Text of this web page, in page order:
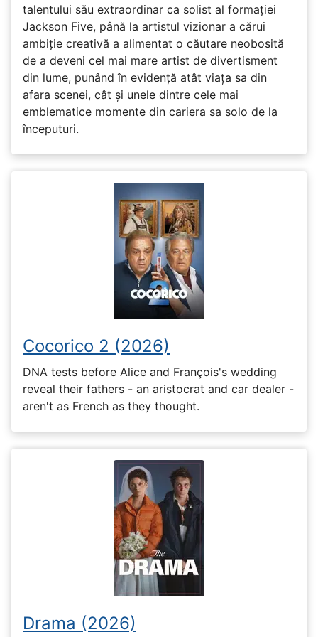
talentului său extraordinar ca solist al formației
Jackson Five, până la artistul vizionar a cărui
ambiție creativă a alimentat o căutare neobosită
de a deveni cel mai mare artist de divertisment
din lume, punând în evidență atât viața sa din
afara scenei, cât și unele dintre cele mai
emblematice momente din cariera sa solo de la
începuturi.
Cocorico 2 (2026)
DNA tests before Alice and François's wedding
reveal their fathers - an aristocrat and car dealer -
aren't as French as they thought.
Drama (2026)